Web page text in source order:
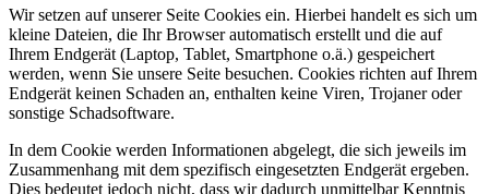
Wir setzen auf unserer Seite Cookies ein. Hierbei handelt es sich um
kleine Dateien, die Ihr Browser automatisch erstellt und die auf
Ihrem Endgerät (Laptop, Tablet, Smartphone o.ä.) gespeichert
werden, wenn Sie unsere Seite besuchen. Cookies richten auf Ihrem
Endgerät keinen Schaden an, enthalten keine Viren, Trojaner oder
sonstige Schadsoftware.
In dem Cookie werden Informationen abgelegt, die sich jeweils im
Zusammenhang mit dem spezifisch eingesetzten Endgerät ergeben.
Dies bedeutet jedoch nicht, dass wir dadurch unmittelbar Kenntnis